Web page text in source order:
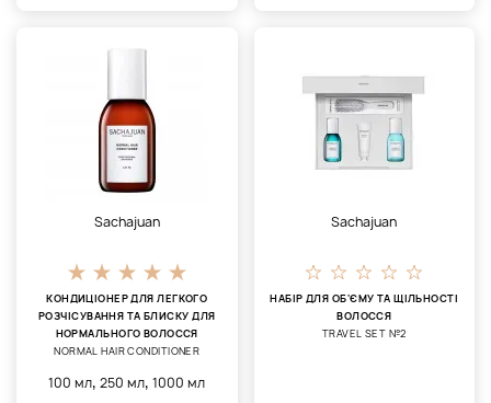
Sachajuan
КОНДИЦІОНЕР ДЛЯ ЛЕГКОГО
РОЗЧІСУВАННЯ ТА БЛИСКУ ДЛЯ
НОРМАЛЬНОГО ВОЛОССЯ
NORMAL HAIR CONDITIONER
100 мл,250 мл,1000 мл
Sachajuan
НАБІР ДЛЯ ОБ'ЄМУ ТА ЩІЛЬНОСТІ
ВОЛОССЯ
TRAVEL SET №2